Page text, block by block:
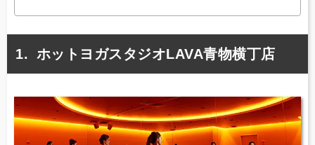
ホットヨガスタジオLAVA青物横丁店